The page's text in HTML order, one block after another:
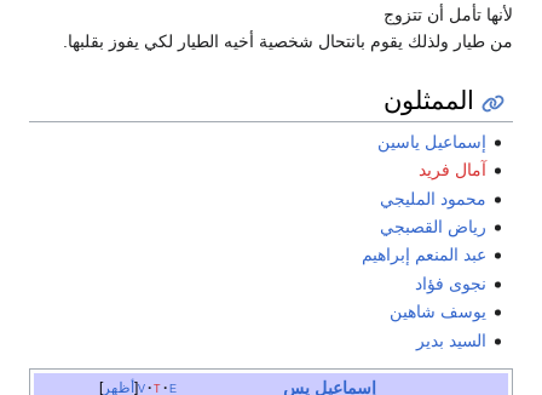
لأنها تأمل أن تتزوج
من طيار ولذلك يقوم بانتحال شخصية أخيه الطيار لكي يفوز بقلبها.
الممثلون
إسماعيل ياسين
آمال فريد
محمود المليجي
رياض القصبجي
عبد المنعم إبراهيم
نجوى فؤاد
يوسف شاهين
السيد بدير
أظهر v t e إسماعيل يس